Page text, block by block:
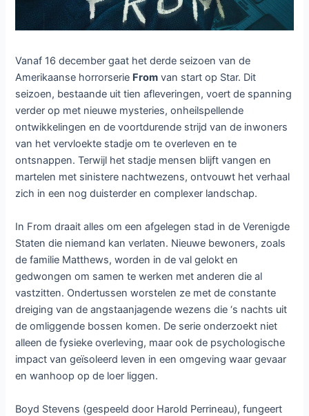
Vanaf 16 december gaat het derde seizoen van de
Amerikaanse horrorserie From van start op Star. Dit
seizoen, bestaande uit tien afleveringen, voert de spanning
verder op met nieuwe mysteries, onheilspellende
ontwikkelingen en de voortdurende strijd van de inwoners
van het vervloekte stadje om te overleven en te
ontsnappen. Terwijl het stadje mensen blijft vangen en
martelen met sinistere nachtwezens, ontvouwt het verhaal
zich in een nog duisterder en complexer landschap.
In From draait alles om een afgelegen stad in de Verenigde
Staten die niemand kan verlaten. Nieuwe bewoners, zoals
de familie Matthews, worden in de val gelokt en
gedwongen om samen te werken met anderen die al
vastzitten. Ondertussen worstelen ze met de constante
dreiging van de angstaanjagende wezens die ‘s nachts uit
de omliggende bossen komen. De serie onderzoekt niet
alleen de fysieke overleving, maar ook de psychologische
impact van geïsoleerd leven in een omgeving waar gevaar
en wanhoop op de loer liggen.
Boyd Stevens (gespeeld door Harold Perrineau), fungeert